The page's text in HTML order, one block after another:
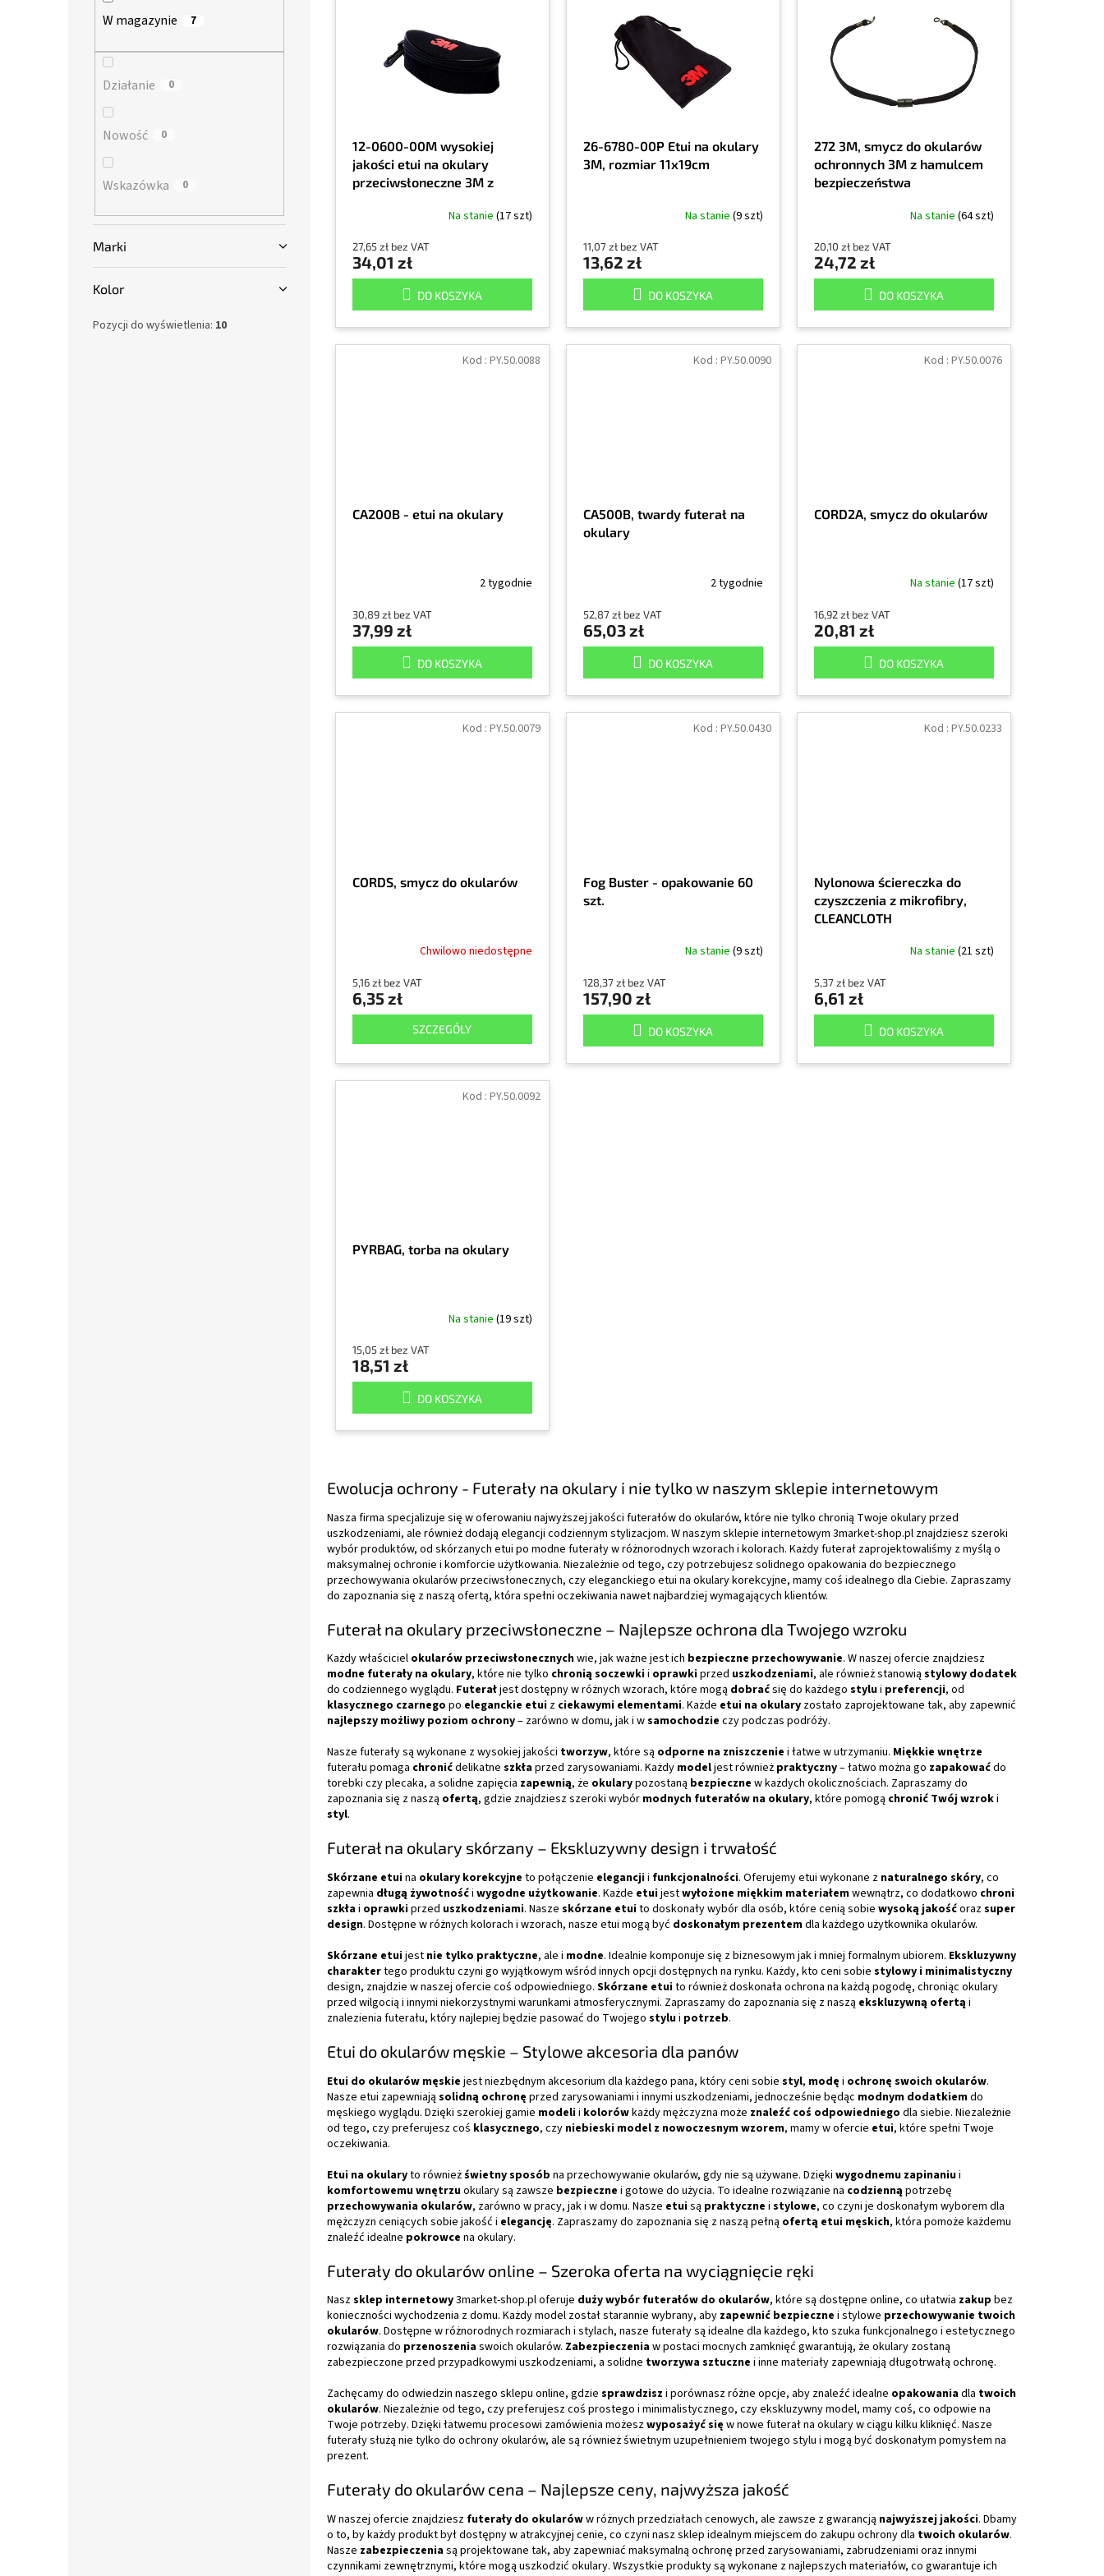
W magazynie 7
Działanie 0
Nowość 0
Wskazówka 0
Marki
Kolor
Pozycji do wyświetlenia: 10
12-0600-00M wysokiej
jakości etui na okulary
przeciwsłoneczne 3M z
Na stanie (17 szt)
27,65 zł bez VAT
34,01 zł
DO KOSZYKA
26-6780-00P Etui na okulary
3M, rozmiar 11x19cm
Na stanie (9 szt)
11,07 zł bez VAT
13,62 zł
DO KOSZYKA
272 3M, smycz do okularów
ochronnych 3M z hamulcem
bezpieczeństwa
Na stanie (64 szt)
20,10 zł bez VAT
24,72 zł
DO KOSZYKA
CA200B - etui na okulary
2 tygodnie
30,89 zł bez VAT
37,99 zł
DO KOSZYKA
Kod : PY.50.0088
CA500B, twardy futerał na
okulary
2 tygodnie
52,87 zł bez VAT
65,03 zł
DO KOSZYKA
Kod : PY.50.0090
CORD2A, smycz do okularów
Na stanie (17 szt)
16,92 zł bez VAT
20,81 zł
DO KOSZYKA
Kod : PY.50.0076
CORDS, smycz do okularów
Chwilowo niedostępne
5,16 zł bez VAT
6,35 zł
SZCZEGÓŁY
Kod : PY.50.0079
Fog Buster - opakowanie 60
szt.
Na stanie (9 szt)
128,37 zł bez VAT
157,90 zł
DO KOSZYKA
Kod : PY.50.0430
Nylonowa ściereczka do
czyszczenia z mikrofibry,
CLEANCLOTH
Na stanie (21 szt)
5,37 zł bez VAT
6,61 zł
DO KOSZYKA
Kod : PY.50.0233
PYRBAG, torba na okulary
Na stanie (19 szt)
15,05 zł bez VAT
18,51 zł
DO KOSZYKA
Kod : PY.50.0092
n
r
o
l
k
i
l
s
y
Ewolucja ochrony - Futerały na okulary i nie tylko w naszym sklepie internetowym
Nasza firma specjalizuje się w oferowaniu najwyższej jakości futerałów do okularów, które nie tylko chronią Twoje okulary przed
uszkodzeniami, ale również dodają elegancji codziennym stylizacjom. W naszym sklepie internetowym 3market-shop.pl znajdziesz szeroki
wybór produktów, od skórzanych etui po modne futerały w różnorodnych wzorach i kolorach. Każdy futerał zaprojektowaliśmy z myślą o
maksymalnej ochronie i komforcie użytkowania. Niezależnie od tego, czy potrzebujesz solidnego opakowania do bezpiecznego
przechowywania okularów przeciwsłonecznych, czy eleganckiego etui na okulary korekcyjne, mamy coś idealnego dla Ciebie. Zapraszamy
do zapoznania się z naszą ofertą, która spełni oczekiwania nawet najbardziej wymagających klientów.
Futerał na okulary przeciwsłoneczne – Najlepsze ochrona dla Twojego wzroku
Każdy właściciel okularów przeciwsłonecznychwie, jak ważne jest ich bezpieczne przechowywanie. W naszej ofercie znajdziesz
modne futerały na okulary, które nie tylko chronią soczewkii oprawkiprzed uszkodzeniami, ale również stanowią stylowy dodatek
do codziennego wyglądu. Futerałjest dostępny w różnych wzorach, które mogą dobraćsię do każdego stylui preferencji, od
klasycznego czarnego po eleganckie etui z ciekawymi elementami. Każde etui na okulary zostało zaprojektowane tak, aby zapewnić
najlepszy możliwy poziom ochrony– zarówno w domu, jak i wsamochodzie czy podczas podróży.
Nasze futerały są wykonane z wysokiej jakości tworzyw, które są odporne na zniszczenie i łatwe w utrzymaniu. Miękkie wnętrze
futerału pomaga chronićdelikatne szkłaprzed zarysowaniami. Każdy modeljest również praktyczny– łatwo można go zapakowaćdo
torebki czy plecaka, a solidne zapięcia zapewnią, że okularypozostaną bezpieczne w każdych okolicznościach. Zapraszamy do
zapoznania się z naszą ofertą, gdzie znajdziesz szeroki wybór modnych futerałów na okulary, które pomogą chronić Twój wzroki
styl.
Futerał na okulary skórzany – Ekskluzywny design i trwałość
Skórzane etuina okulary korekcyjne to połączenie elegancjii funkcjonalności. Oferujemy etui wykonane z naturalnego skóry, co
zapewnia długą żywotnośći wygodne użytkowanie. Każde etuijestwyłożone miękkim materiałemwewnątrz, co dodatkowo chroni
szkłai oprawkiprzed uszkodzeniami. Nasze skórzane etuito doskonały wybór dla osób, które cenią sobie wysoką jakośćorazsuper
design. Dostępne w różnych kolorach i wzorach, nasze etui mogą być doskonałym prezentemdla każdego użytkownika okularów.
Skórzane etuijest nie tylko praktyczne, ale i modne. Idealnie komponuje się z biznesowym jak i mniej formalnym ubiorem. Ekskluzywny
charaktertego produktu czyni go wyjątkowym wśród innych opcji dostępnych na rynku. Każdy, kto ceni sobie stylowy i minimalistyczny
design, znajdzie w naszej ofercie coś odpowiedniego. Skórzane etuito również doskonała ochrona na każdą pogodę, chroniąc okulary
przed wilgocią i innymi niekorzystnymi warunkami atmosferycznymi. Zapraszamy do zapoznania się z naszą ekskluzywną ofertąi
znalezienia futerału, który najlepiej będzie pasować do Twojego stylui potrzeb.
Etui do okularów męskie – Stylowe akcesoria dla panów
Etui do okularów męskie jest niezbędnym akcesorium dla każdego pana, który ceni sobie styl, modę i ochronę swoich okularów.
Nasze etui zapewniają solidną ochronę przed zarysowaniami i innymi uszkodzeniami, jednocześnie będąc modnym dodatkiemdo
męskiego wyglądu. Dzięki szerokiej gamie modelii kolorówkażdy mężczyzna może znaleźć coś odpowiedniego dla siebie. Niezależnie
od tego, czy preferujesz coś klasycznego, czy niebieski model z nowoczesnym wzorem, mamy w ofercie etui, które spełni Twoje
oczekiwania.
Etui na okularyto równieżświetny sposób na przechowywanie okularów, gdy nie są używane. Dzięki wygodnemu zapinaniui
komfortowemu wnętrzuokulary są zawsze bezpieczne i gotowe do użycia. To idealne rozwiązanie na codzienną potrzebę
przechowywania okularów, zarówno w pracy, jak i w domu. Nasze etuisą praktyczne i stylowe, co czyni je doskonałym wyborem dla
mężczyzn ceniących sobie jakość i elegancję. Zapraszamy do zapoznania się z naszą pełną ofertą etui męskich, która pomoże każdemu
znaleźć idealne pokrowce na okulary.
Futerały do okularów online – Szeroka oferta na wyciągnięcie ręki
Naszsklep internetowy3market-shop.pl oferuje duży wybór futerałów do okularów, które są dostępne online, co ułatwia zakup bez
konieczności wychodzenia z domu. Każdy model został starannie wybrany, aby zapewnić bezpieczne i stylowe przechowywanie twoich
okularów. Dostępne w różnorodnych rozmiarach i stylach, nasze futerały są idealne dla każdego, kto szuka funkcjonalnego i estetycznego
rozwiązania do przenoszeniaswoich okularów. Zabezpieczeniaw postaci mocnych zamknięć gwarantują, że okulary zostaną
zabezpieczone przed przypadkowymi uszkodzeniami, a solidne tworzywa sztuczne i inne materiały zapewniają długotrwałą ochronę.
Zachęcamy do odwiedzin naszego sklepu online, gdzie sprawdzisz i porównasz różne opcje, aby znaleźć idealne opakowaniadla twoich
okularów. Niezależnie od tego, czy preferujesz coś prostego i minimalistycznego, czy ekskluzywny model, mamy coś, co odpowie na
Twoje potrzeby. Dzięki łatwemu procesowi zamówienia możeszwyposażyć się w nowe futerał na okulary w ciągu kilku kliknięć. Nasze
futerały służą nie tylko do ochrony okularów, ale są również świetnym uzupełnieniem twojego stylu i mogą być doskonałym pomysłem na
prezent.
Futerały do okularów cena – Najlepsze ceny, najwyższa jakość
W naszej ofercie znajdziesz futerały do okularóww różnych przedziałach cenowych, ale zawsze z gwarancją najwyższej jakości. Dbamy
o to, by każdy produkt był dostępny w atrakcyjnej cenie, co czyni nasz sklep idealnym miejscem do zakupu ochrony dla twoich okularów.
Nasze zabezpieczeniasą projektowane tak, aby zapewniać maksymalną ochronę przed zarysowaniami, zabrudzeniami oraz innymi
czynnikami zewnętrznymi, które mogą uszkodzić okulary. Wszystkie produkty są wykonane z najlepszych materiałów, co gwarantuje ich